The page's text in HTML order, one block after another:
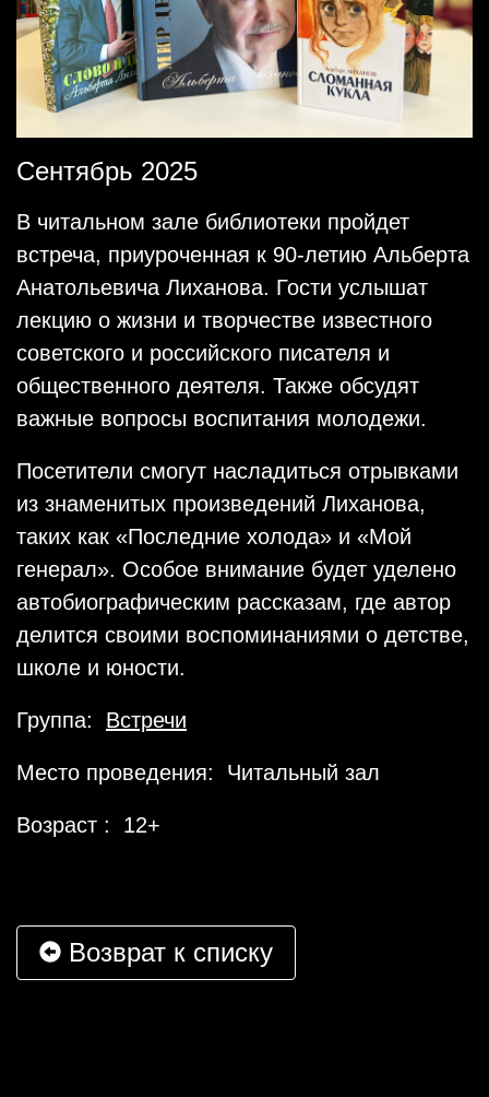
Сентябрь 2025
В читальном зале библиотеки пройдет
встреча, приуроченная к 90-летию Альберта
Анатольевича Лиханова. Гости услышат
лекцию о жизни и творчестве известного
советского и российского писателя и
общественного деятеля. Также обсудят
важные вопросы воспитания молодежи.
Посетители смогут насладиться отрывками
из знаменитых произведений Лиханова,
таких как «Последние холода» и «Мой
генерал». Особое внимание будет уделено
автобиографическим рассказам, где автор
делится своими воспоминаниями о детстве,
школе и юности.
Группа: Встречи
Место проведения: Читальный зал
Возраст : 12+
Возврат к списку